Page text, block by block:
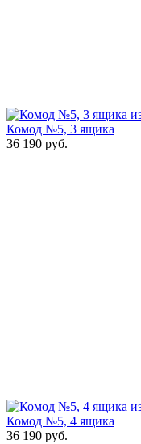
Комод №5, 3 ящика
36 190 руб.
Комод №5, 4 ящика
36 190 руб.